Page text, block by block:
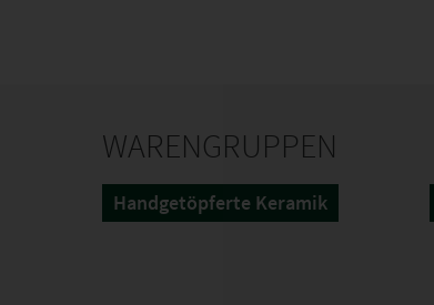
WARENGRUPPEN
Handgetöpferte Keramik